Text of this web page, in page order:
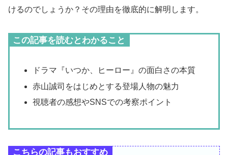
けるのでしょうか？その理由を徹底的に解明します。
この記事を読むとわかること
ドラマ『いつか、ヒーロー』の面白さの本質
赤山誠司をはじめとする登場人物の魅力
視聴者の感想やSNSでの考察ポイント
こちらの記事もおすすめ